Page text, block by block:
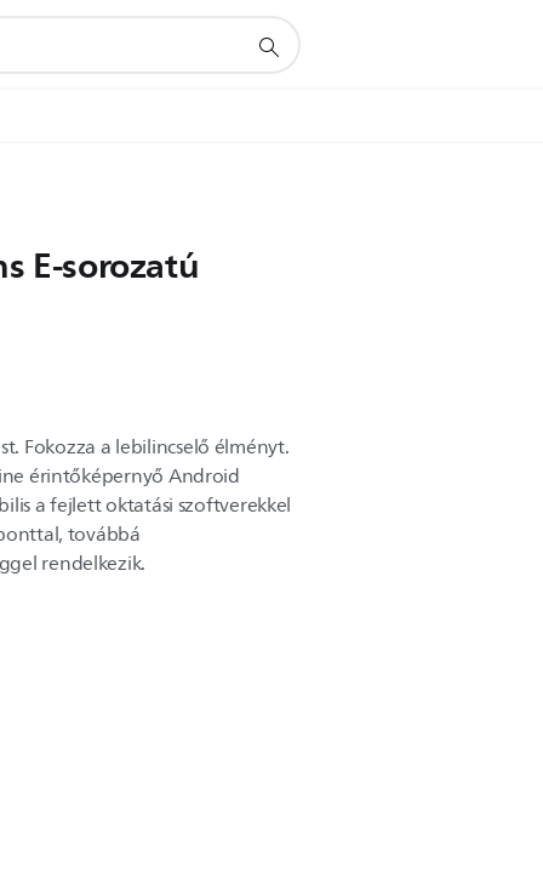
E-sorozatú
Fokozza a lebilincselő élményt.
érintőképernyő Android
a fejlett oktatási szoftverekkel
továbbá
rendelkezik.